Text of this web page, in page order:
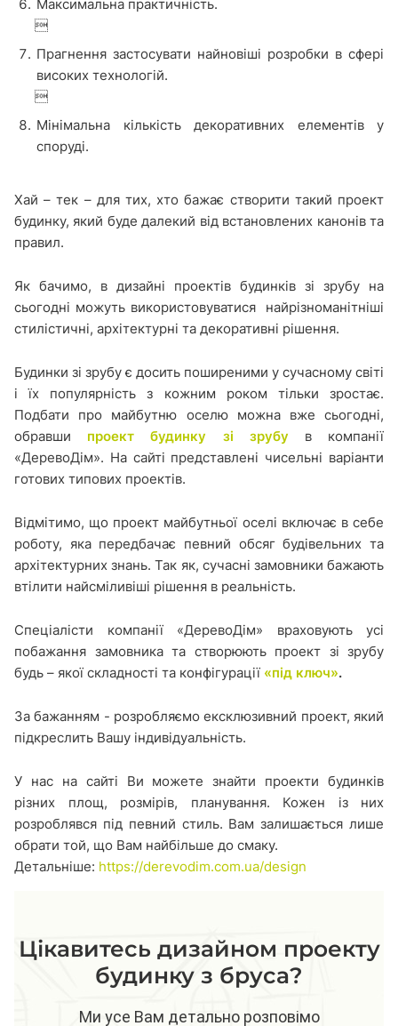
Максимальна практичність.

Прагнення застосувати найновіші розробки в сфері
високих технологій.

Мінімальна кількість декоративних елементів у
споруді.
Хай – тек – для тих, хто бажає створити такий проект
будинку, який буде далекий від встановлених канонів та
правил.
Як бачимо, в дизайні проектів будинків зі зрубу на
сьогодні можуть використовуватися найрізноманітніші
стилістичні, архітектурні та декоративні рішення.
Будинки зі зрубу є досить поширеними у сучасному світі
і їх популярність з кожним роком тільки зростає.
Подбати про майбутню оселю можна вже сьогодні,
обравши проект будинку зі зрубу в компанії
«ДеревоДім». На сайті представлені чисельні варіанти
готових типових проектів.
Відмітимо, що проект майбутньої оселі включає в себе
роботу, яка передбачає певний обсяг будівельних та
архітектурних знань. Так як, сучасні замовники бажають
втілити найсміливіші рішення в реальність.
Спеціалісти компанії «ДеревоДім» враховують усі
побажання замовника та створюють проект зі зрубу
будь – якої складності та конфігурації «під ключ».
За бажанням - розробляємо ексклюзивний проект, який
підкреслить Вашу індивідуальність.
У нас на сайті Ви можете знайти проекти будинків
різних площ, розмірів, планування. Кожен із них
розроблявся під певний стиль. Вам залишається лише
обрати той, що Вам найбільше до смаку.
Детальніше: https://derevodim.com.ua/design
Цікавитесь дизайном проекту
будинку з бруса?
Ми усе Вам детально розповімо